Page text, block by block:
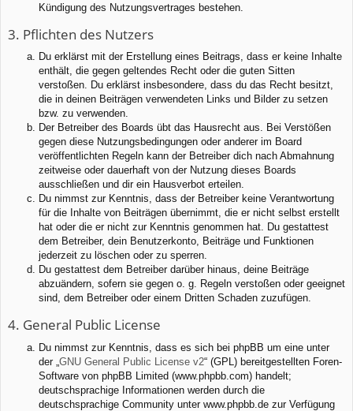
Kündigung des Nutzungsvertrages bestehen.
3. Pflichten des Nutzers
Du erklärst mit der Erstellung eines Beitrags, dass er keine Inhalte
enthält, die gegen geltendes Recht oder die guten Sitten
verstoßen. Du erklärst insbesondere, dass du das Recht besitzt,
die in deinen Beiträgen verwendeten Links und Bilder zu setzen
bzw. zu verwenden.
Der Betreiber des Boards übt das Hausrecht aus. Bei Verstößen
gegen diese Nutzungsbedingungen oder anderer im Board
veröffentlichten Regeln kann der Betreiber dich nach Abmahnung
zeitweise oder dauerhaft von der Nutzung dieses Boards
ausschließen und dir ein Hausverbot erteilen.
Du nimmst zur Kenntnis, dass der Betreiber keine Verantwortung
für die Inhalte von Beiträgen übernimmt, die er nicht selbst erstellt
hat oder die er nicht zur Kenntnis genommen hat. Du gestattest
dem Betreiber, dein Benutzerkonto, Beiträge und Funktionen
jederzeit zu löschen oder zu sperren.
Du gestattest dem Betreiber darüber hinaus, deine Beiträge
abzuändern, sofern sie gegen o. g. Regeln verstoßen oder geeignet
sind, dem Betreiber oder einem Dritten Schaden zuzufügen.
4. General Public License
Du nimmst zur Kenntnis, dass es sich bei phpBB um eine unter
der „ GNU General Public License v2“ (GPL) bereitgestellten Foren-
Software von phpBB Limited (www.phpbb.com) handelt;
deutschsprachige Informationen werden durch die
deutschsprachige Community unter www.phpbb.de zur Verfügung